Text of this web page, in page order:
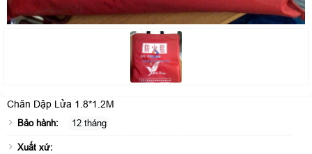
Chăn Dập Lửa 1.8*1.2M
Bảo hành: 12 tháng
Xuất xứ: